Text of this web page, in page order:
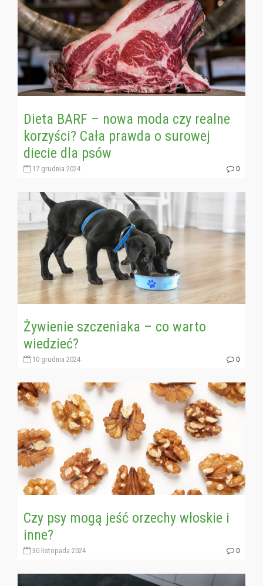
Dieta BARF – nowa moda czy realne
korzyści? Cała prawda o surowej
diecie dla psów
17 grudnia 2024 0
Żywienie szczeniaka – co warto
wiedzieć?
10 grudnia 2024 0
Czy psy mogą jeść orzechy włoskie i
inne?
30 listopada 2024 0